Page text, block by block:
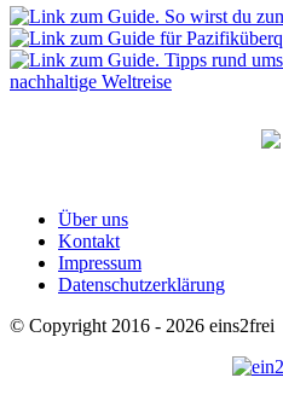
Über uns
Kontakt
Impressum
Datenschutzerklärung
© Copyright 2016 - 2026 eins2frei